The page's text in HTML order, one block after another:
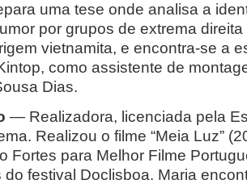
uma tese onde analisa a
por grupos de extrema
vietnamita, e encontra-se a
como assistente de
Dias.
— Realizadora, licenciada pela
Realizou o filme “Meia Luz”
Fortes para Melhor Filme
do festival Doclisboa. Maria